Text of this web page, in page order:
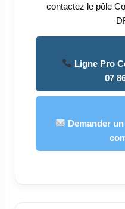
contactez le pôle
Ligne Pro
07
Demander